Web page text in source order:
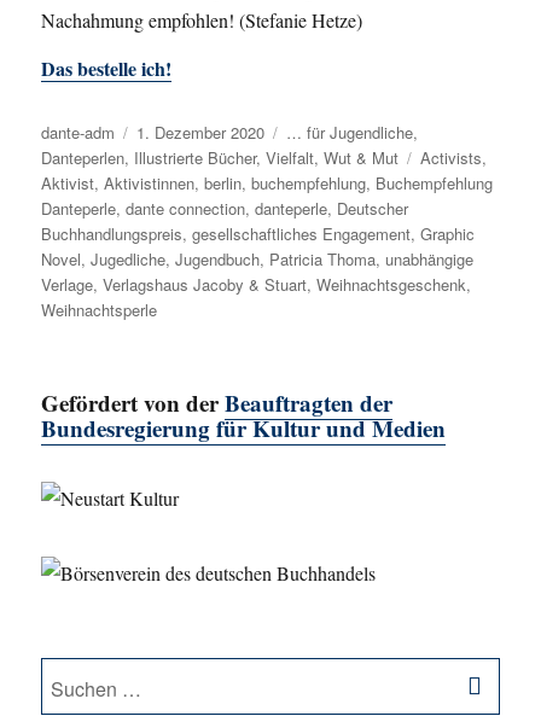
Nachahmung empfohlen! (Stefanie Hetze)
Das bestelle ich!
Autor
dante-adm
Veröffentlicht
am
1. Dezember 2020 Kategorien
… für Jugendliche,
Danteperlen, Illustrierte Bücher,Vielfalt,Wut & Mut Schlagwörter
Activists,
Aktivist,Aktivistinnen,berlin,buchempfehlung, Buchempfehlung
Danteperle,dante connection,danteperle, Deutscher
Buchhandlungspreis,gesellschaftliches Engagement,Graphic
Novel,Jugedliche,Jugendbuch, Patricia Thoma, unabhängige
Verlage,Verlagshaus Jacoby & Stuart,Weihnachtsgeschenk,
Weihnachtsperle
Gefördert von derBeauftragten der
Bundesregierung für Kultur und Medien
Suche
nach: